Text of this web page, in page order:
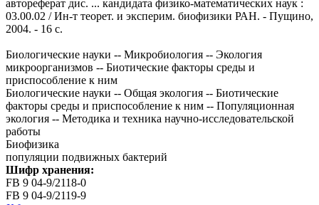
автореферат дис. ... кандидата физико-математических наук :
03.00.02 / Ин-т теорет. и эксперим. биофизики РАН. - Пущино,
2004. - 16 с.
Биологические науки -- Микробиология -- Экология
микроорганизмов -- Биотические факторы среды и
приспособление к ним
Биологические науки -- Общая экология -- Биотические
факторы среды и приспособление к ним -- Популяционная
экология -- Методика и техника научно-исследовательской
работы
Биофизика
популяции подвижных бактерий
Шифр хранения:
FB 9 04-9/2118-0
FB 9 04-9/2119-9